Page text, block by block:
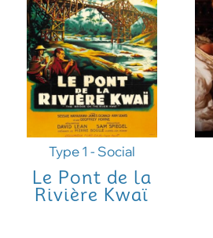
Type 1 - Social
Le Pont de la
Rivière Kwaï